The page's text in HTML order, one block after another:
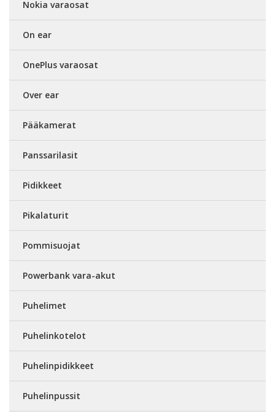
Nokia varaosat
On ear
OnePlus varaosat
Over ear
Pääkamerat
Panssarilasit
Pidikkeet
Pikalaturit
Pommisuojat
Powerbank vara-akut
Puhelimet
Puhelinkotelot
Puhelinpidikkeet
Puhelinpussit